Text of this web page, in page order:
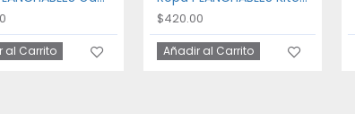
al Carrito
$420.00
Añadir al Carrito